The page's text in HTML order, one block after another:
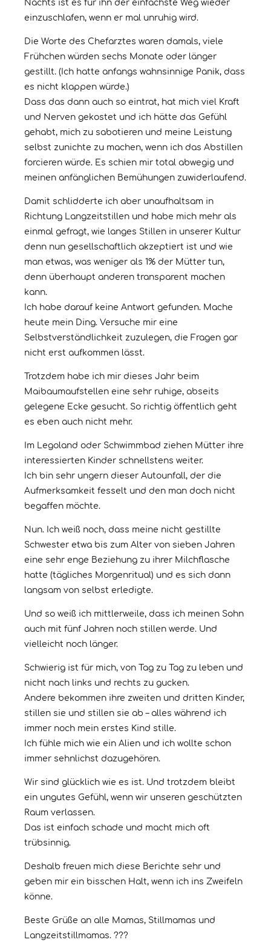
Nachts ist es für ihn der einfachste Weg wieder
einzuschlafen, wenn er mal unruhig wird.
Die Worte des Chefarztes waren damals, viele
Frühchen würden sechs Monate oder länger
gestillt. (Ich hatte anfangs wahnsinnige Panik, dass
es nicht klappen würde.)
Dass das dann auch so eintrat, hat mich viel Kraft
und Nerven gekostet und ich hätte das Gefühl
gehabt, mich zu sabotieren und meine Leistung
selbst zunichte zu machen, wenn ich das Abstillen
forcieren würde. Es schien mir total abwegig und
meinen anfänglichen Bemühungen zuwiderlaufend.
Damit schlidderte ich aber unaufhaltsam in
Richtung Langzeitstillen und habe mich mehr als
einmal gefragt, wie langes Stillen in unserer Kultur
denn nun gesellschaftlich akzeptiert ist und wie
man etwas, was weniger als 1% der Mütter tun,
denn überhaupt anderen transparent machen
kann.
Ich habe darauf keine Antwort gefunden. Mache
heute mein Ding. Versuche mir eine
Selbstverständlichkeit zuzulegen, die Fragen gar
nicht erst aufkommen lässt.
Trotzdem habe ich mir dieses Jahr beim
Maibaumaufstellen eine sehr ruhige, abseits
gelegene Ecke gesucht. So richtig öffentlich geht
es eben auch nicht mehr.
Im Legoland oder Schwimmbad ziehen Mütter ihre
interessierten Kinder schnellstens weiter.
Ich bin sehr ungern dieser Autounfall, der die
Aufmerksamkeit fesselt und den man doch nicht
begaffen möchte.
Nun. Ich weiß noch, dass meine nicht gestillte
Schwester etwa bis zum Alter von sieben Jahren
eine sehr enge Beziehung zu ihrer Milchflasche
hatte (tägliches Morgenritual) und es sich dann
langsam von selbst erledigte.
Und so weiß ich mittlerweile, dass ich meinen Sohn
auch mit fünf Jahren noch stillen werde. Und
vielleicht noch länger.
Schwierig ist für mich, von Tag zu Tag zu leben und
nicht nach links und rechts zu gucken.
Andere bekommen ihre zweiten und dritten Kinder,
stillen sie und stillen sie ab – alles während ich
immer noch mein erstes Kind stille.
Ich fühle mich wie ein Alien und ich wollte schon
immer sehnlichst dazugehören.
Wir sind glücklich wie es ist. Und trotzdem bleibt
ein ungutes Gefühl, wenn wir unseren geschützten
Raum verlassen.
Das ist einfach schade und macht mich oft
trübsinnig.
Deshalb freuen mich diese Berichte sehr und
geben mir ein bisschen Halt, wenn ich ins Zweifeln
könne.
Beste Grüße an alle Mamas, Stillmamas und
Langzeitstillmamas. ???